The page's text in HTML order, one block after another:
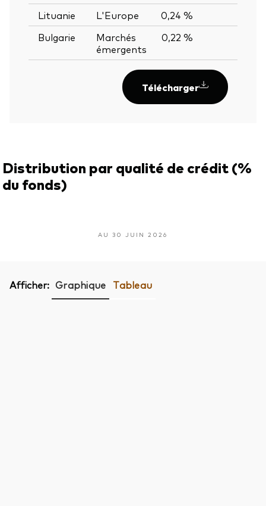
Lituanie
L'Europe 0,24 %
Bulgarie
Marchés
émergents
0,22 %
Télécharger
Distribution par qualité de crédit (%
du fonds)
AU 30 JUIN 2026
Afficher: Graphique Tableau